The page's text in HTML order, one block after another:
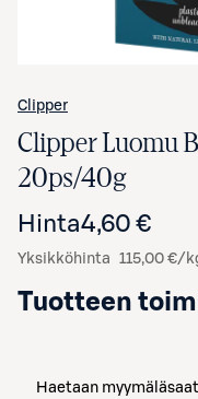
Clipper
Clipper Luomu
20ps/40g
Hinta4,60 €
Yksikköhinta 115,00 €/
Tuotteen
Haetaan